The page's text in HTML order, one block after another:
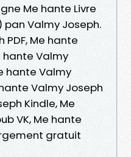
Me hante Livre
pan Valmy Joseph.
Me hante
hante Valmy
hante Valmy
Valmy Joseph
Kindle, Me
VK, Me hante
gratuit